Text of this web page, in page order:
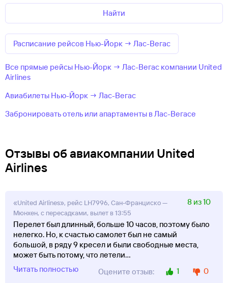
Найти
Расписание рейсов Нью-Йорк → Лас-Вегас
Все прямые рейсы Нью-Йорк → Лас-Вегас компании United
Airlines
Авиабилеты Нью-Йорк → Лас-Вегас
Забронировать отель или апартаменты в Лас-Вегасе
Отзывы об авиакомпании United
Airlines
«United Airlines», рейс LH7996, Сан-Франциско —
Мюнхен, с пересадками, вылет в 13:55
8 из 10
Перелет был длинный, больше 10 часов, поэтому было
нелегко. Но, к счастью самолет был не самый
большой, в ряду 9 кресел и были свободные места,
может быть потому, что летели...
Читать полностью
Оцените отзыв: 1 0